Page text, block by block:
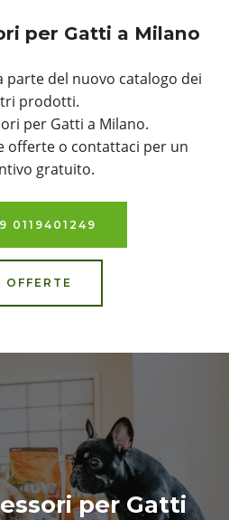
per Gatti a Milano
parte del nuovo catalogo dei
prodotti.
per Gatti a Milano.
offerte o contattaci per un
gratuito.
0119401249
OFFERTE
per Gatti